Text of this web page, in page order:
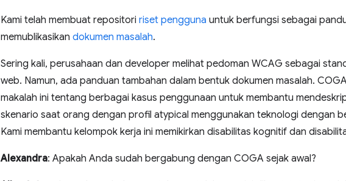
Kami telah membuat repositori riset pengguna untuk berfungsi sebagai
memublikasikan dokumen masalah.
Sering kali, perusahaan dan developer melihat pedoman WCAG sebagai
web. Namun, ada panduan tambahan dalam bentuk dokumen masalah.
makalah ini tentang berbagai kasus penggunaan untuk membantu
skenario saat orang dengan profil atypical menggunakan teknologi dengan
Kami membantu kelompok kerja ini memikirkan disabilitas kognitif dan
Alexandra: Apakah Anda sudah bergabung dengan COGA sejak awal?